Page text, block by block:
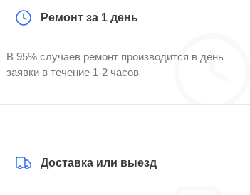
Ремонт за 1 день
В 95% случаев ремонт производится в день
заявки в течение 1-2 часов
Доставка или выезд